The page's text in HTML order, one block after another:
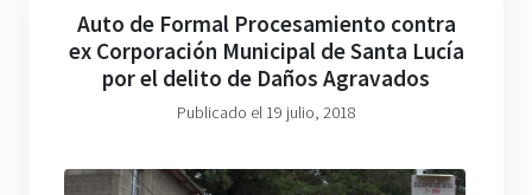
Auto de Formal Procesamiento contra
ex Corporación Municipal de Santa Lucía
por el delito de Daños Agravados
Publicado el 19 julio, 2018